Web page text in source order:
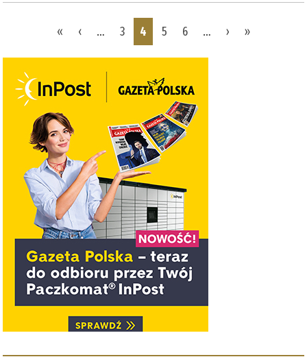
« ‹ … 3 4 5 6 … › »